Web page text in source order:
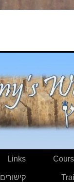
Links
קישורים